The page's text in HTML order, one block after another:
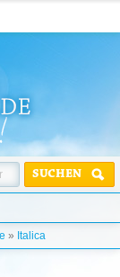
SUCHEN
» Italica